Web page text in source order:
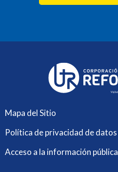
Mapa del Sitio
Política de privacidad de
Acceso a la información pública